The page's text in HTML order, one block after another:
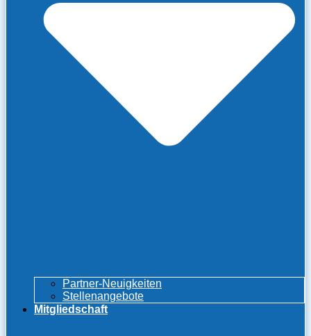
Partner-Neuigkeiten
Stellenangebote
Mitgliedschaft